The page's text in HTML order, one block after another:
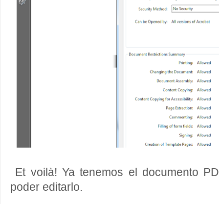
Et voilà! Ya tenemos el documento
poder editarlo.